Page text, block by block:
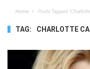
Home Posts Tagged
TAG: CHARLOTTE